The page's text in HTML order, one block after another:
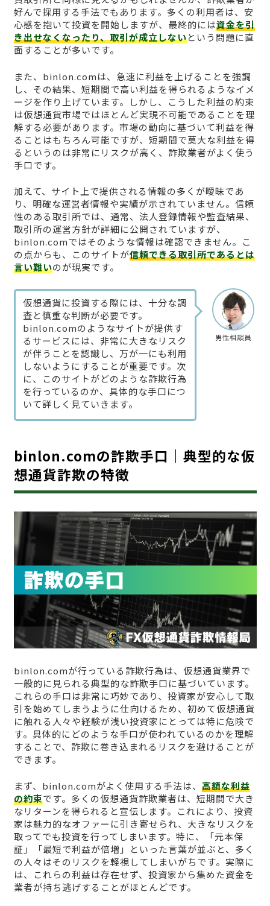
好んで採用する手法でもあります。多くの利用者は、安
心感を抱いて投資を開始しますが、最終的には資金を引
き出せなくなったり、取引が成立しないという問題に直
面することが多いです。
また、binlon.comは、急速に利益を上げることを強調
し、その結果、短期間で高い利益を得られるようなイメ
ージを作り上げています。しかし、こうした利益の約束
は仮想通貨市場ではほとんど実現不可能であることを理
解する必要があります。市場の動向に基づいて利益を得
ることはもちろん可能ですが、短期間で莫大な利益を得
るというのは非常にリスクが高く、詐欺業者がよく使う
手口です。
加えて、サイト上で提供される情報の多くが曖昧であ
り、明確な運営者情報や実績が示されていません。信頼
性のある取引所では、通常、法人登録情報や監査結果、
取引所の運営方針が詳細に公開されていますが、
binlon.comではそのような情報は確認できません。こ
の点からも、このサイトが信頼できる取引所であるとは
言い難いのが現実です。
男性相談員
仮想通貨に投資する際には、十分な調
査と慎重な判断が必要です。
binlon.comのようなサイトが提供す
るサービスには、非常に大きなリスク
が伴うことを認識し、万が一にも利用
しないようにすることが重要です。次
に、このサイトがどのような詐欺行為
を行っているのか、具体的な手口につ
いて詳しく見ていきます。
binlon.comの詐欺手口｜典型的な仮
想通貨詐欺の特徴
binlon.comが行っている詐欺行為は、仮想通貨業界で
一般的に見られる典型的な詐欺手口に基づいています。
これらの手口は非常に巧妙であり、投資家が安心して取
引を始めてしまうように仕向けるため、初めて仮想通貨
に触れる人々や経験が浅い投資家にとっては特に危険で
す。具体的にどのような手口が使われているのかを理解
することで、詐欺に巻き込まれるリスクを避けることが
できます。
まず、binlon.comがよく使用する手法は、 高額な利益
の約束です。多くの仮想通貨詐欺業者は、短期間で大き
なリターンを得られると宣伝します。これにより、投資
家は魅力的なオファーに引き寄せられ、大きなリスクを
取ってでも投資を行ってしまいます。特に、「元本保
証」「最短で利益が倍増」といった言葉が並ぶと、多く
の人々はそのリスクを軽視してしまいがちです。実際に
は、これらの利益は存在せず、投資家から集めた資金を
業者が持ち逃げすることがほとんどです。